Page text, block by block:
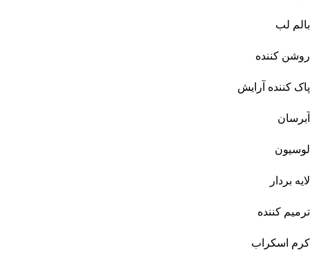
بالم لب
روشن کننده
پاک کننده آرایش
آبرسان
لوسیون
لایه بردار
ترمیم کننده
کرم اسکراب